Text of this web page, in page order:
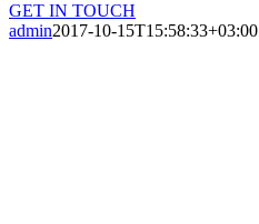
GET IN TOUCH
admin2017-10-15T15:58:33+03:00